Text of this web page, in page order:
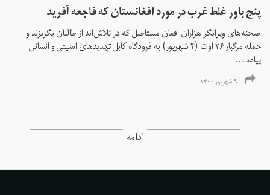
پنج باور غلط غرب در مورد افغانستان که فاجعه آفرید
صحنه‌های ویرانگر هزاران افغان مستاصل که در تلاش‌اند از طالبان بگریزند و
حمله مرگبار ۲۶ اوت (۴ شهریور) به فرودگاه کابل تهدیدهای امنیتی و انسانی
پیامد...
۹ شهریور ۱۴۰۰
ادامه